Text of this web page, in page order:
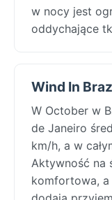
w nocy jest
oddychające
Wind In
W October w
de Janeiro
km/h, a w
Aktywność na
komfortowa, a